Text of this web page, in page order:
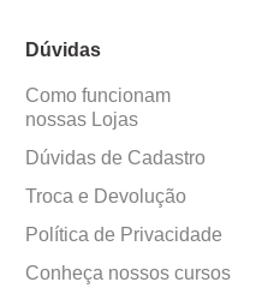
Dúvidas
Como funcionam
nossas Lojas
Dúvidas de Cadastro
Troca e Devolução
Política de Privacidade
Conheça nossos cursos